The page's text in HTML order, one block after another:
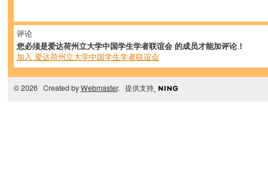
评论
您必须是爱达荷州立大学中国学生学者联谊会 的成员才能加评论！
加入 爱达荷州立大学中国学生学者联谊会
© 2026 Created byWebmaster. 提供支持